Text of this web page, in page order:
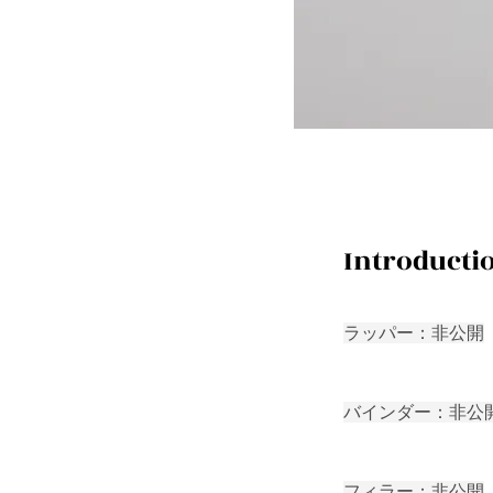
ラッパー：非公開
バインダー：非公